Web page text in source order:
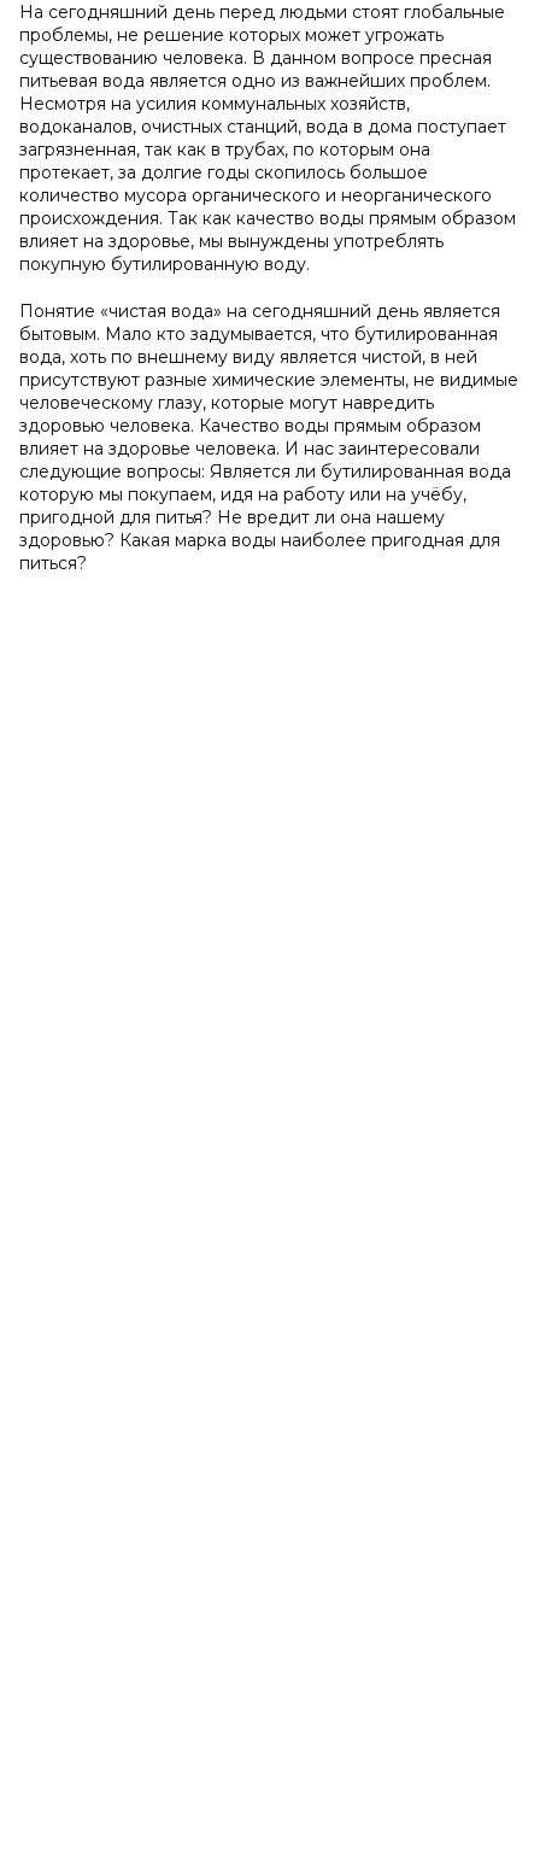
На сегодняшний день перед людьми стоят глобальные
проблемы, не решение которых может угрожать
существованию человека. В данном вопросе пресная
питьевая вода является одно из важнейших проблем.
Несмотря на усилия коммунальных хозяйств,
водоканалов, очистных станций, вода в дома поступает
загрязненная, так как в трубах, по которым она
протекает, за долгие годы скопилось большое
количество мусора органического и неорганического
происхождения. Так как качество воды прямым образом
влияет на здоровье, мы вынуждены употреблять
покупную бутилированную воду.
Понятие «чистая вода» на сегодняшний день является
бытовым. Мало кто задумывается, что бутилированная
вода, хоть по внешнему виду является чистой, в ней
присутствуют разные химические элементы, не видимые
человеческому глазу, которые могут навредить
здоровью человека. Качество воды прямым образом
влияет на здоровье человека. И нас заинтересовали
следующие вопросы: Является ли бутилированная вода
которую мы покупаем, идя на работу или на учёбу,
пригодной для питья? Не вредит ли она нашему
здоровью? Какая марка воды наиболее пригодная для
питься?